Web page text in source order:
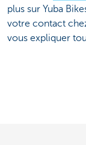
plus sur Yuba
votre contact
vous expliquer